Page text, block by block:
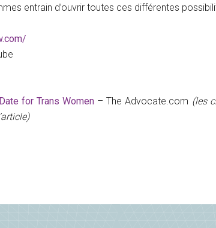
entrain d’ouvrir toutes ces différentes
for Trans Women – The Advocate.com (les